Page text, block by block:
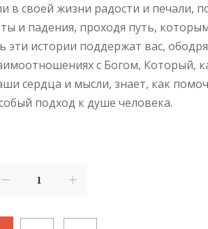
в своей жизни радости и печали,
и падения, проходя путь,
эти истории поддержат вас,
с Богом, Который,
сердца и мысли, знает, как
подход к душе человека.